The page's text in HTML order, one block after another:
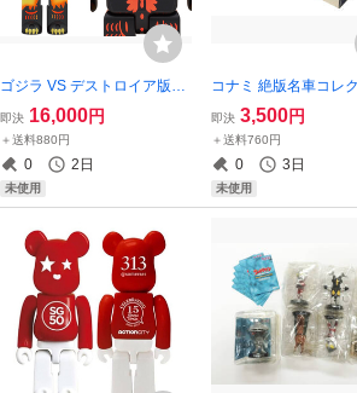
ゴジラ VS デストロイア版ゴ
ジラ（メルトダウンver.） 40
0%ベアブリック/未使用
即決 16,000円
＋送料880円
0 2日
未使用
コナミ 絶版名車コレ
ン Limited Edition
AN SKYLINE 2台セッ
即決 3,500円
＋送料760円
0 3日
未使用